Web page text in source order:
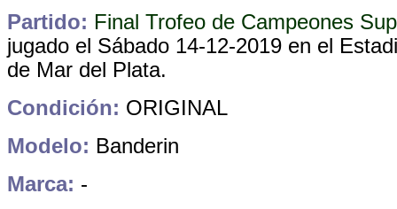
Partido: Final Trofeo de Campeones
jugado el Sábado 14-12-2019 en el
de Mar del Plata.
Condición: ORIGINAL
Modelo: Banderin
Marca: -